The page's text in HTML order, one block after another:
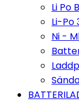
Li Po
Li-Po
Ni -